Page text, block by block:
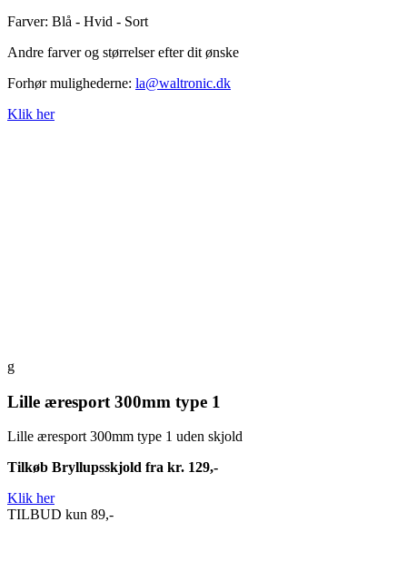
Farver: Blå - Hvid - Sort
Andre farver og størrelser efter dit ønske
Forhør mulighederne: la@waltronic.dk
Klik her
g
Lille æresport 300mm type 1
Lille æresport 300mm type 1 uden skjold
Tilkøb Bryllupsskjold fra kr. 129,-
Klik her
TILBUD kun 89,-